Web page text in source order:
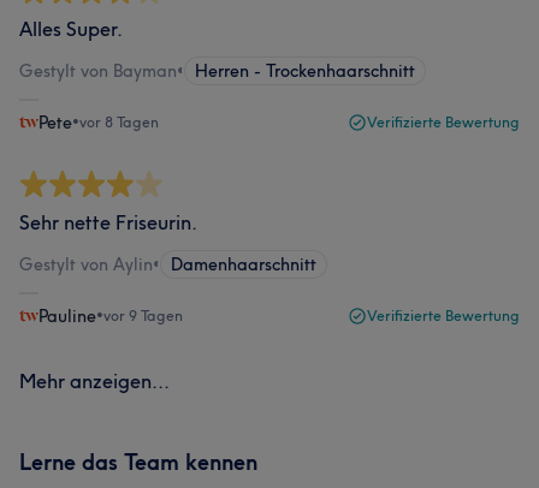
Alles Super.
Gestylt von Bayman• Herren - Trockenhaarschnitt
Pete•vor 8 Tagen Verifizierte Bewertung
Sehr nette Friseurin.
Gestylt von Aylin• Damenhaarschnitt
Pauline•vor 9 Tagen Verifizierte Bewertung
Mehr anzeigen...
Lerne das Team kennen